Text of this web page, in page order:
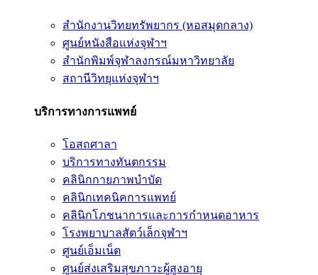
สำนักงานวิทยทรัพยากร (หอสมุดกลาง)
ศูนย์หนังสือแห่งจุฬาฯ
สำนักพิมพ์จุฬาลงกรณ์มหาวิทยาลัย
สถานีวิทยุแห่งจุฬาฯ
บริการทางการแพทย์
โอสถศาลา
บริการทางทันตกรรม
คลินิกกายภาพบำบัด
คลินิกเทคนิคการแพทย์
คลินิกโภชนาการและการกำหนดอาหาร
โรงพยาบาลสัตว์เล็กจุฬาฯ
ศูนย์เอ็มเน็ต
ศูนย์ส่งเสริมสุขภาวะผู้สูงอายุ